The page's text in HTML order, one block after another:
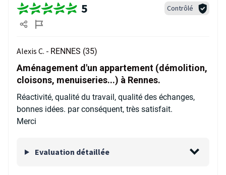
5 Contrôlé
Alexis C. - RENNES (35)
Aménagement d'un appartement (démolition,
cloisons, menuiseries...) à Rennes.
Réactivité, qualité du travail, qualité des échanges,
bonnes idées. par conséquent, très satisfait.
Merci
Evaluation détaillée